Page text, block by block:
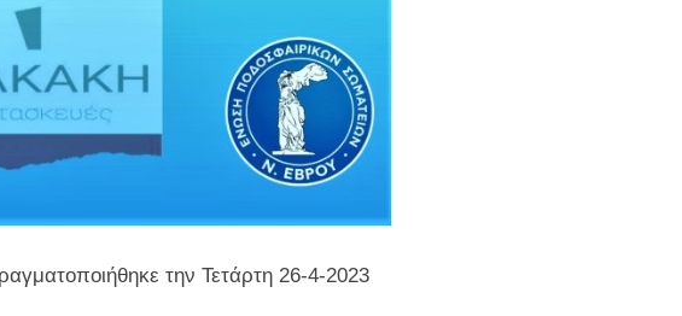
την Τετάρτη 26-4-2023